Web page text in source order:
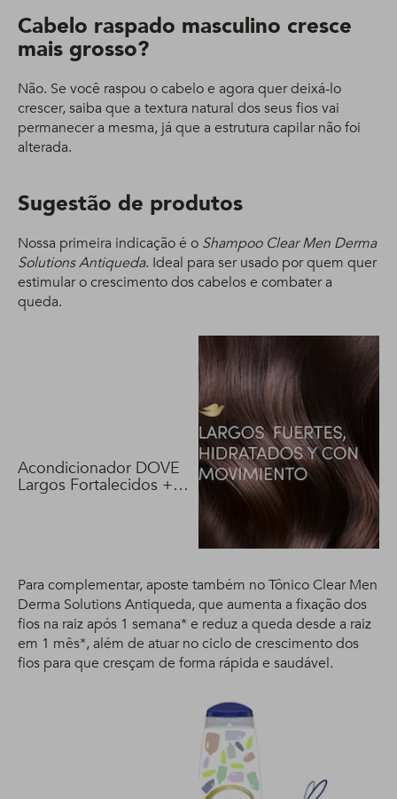
Cabelo raspado masculino cresce
mais grosso?
Não. Se você raspou o cabelo e agora quer deixá-lo
crescer, saiba que a textura natural dos seus fios vai
permanecer a mesma, já que a estrutura capilar não foi
alterada.
Sugestão de produtos
Nossa primeira indicação é o Shampoo Clear Men Derma
Solutions Antiqueda. Ideal para ser usado por quem quer
estimular o crescimento dos cabelos e combater a
queda.
Acondicionador DOVE
Largos Fortalecidos +
Para complementar, aposte também no Tônico Clear Men
Derma Solutions Antiqueda, que aumenta a fixação dos
fios na raiz após 1 semana* e reduz a queda desde a raiz
em 1 mês*, além de atuar no ciclo de crescimento dos
fios para que cresçam de forma rápida e saudável.